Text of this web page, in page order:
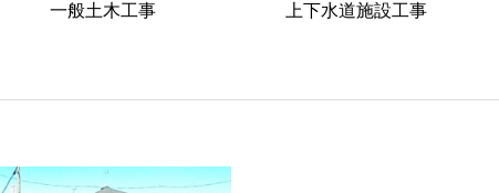
一般土木工事 上下水道施設工事